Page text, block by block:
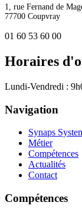
1, rue Fernand de
77700 Coupvray
01 60 53 60 00
Horaires
Lundi-Vendredi :
Navigation
Synaps
Métier
Compétences
Actualités
Contact
Compétences